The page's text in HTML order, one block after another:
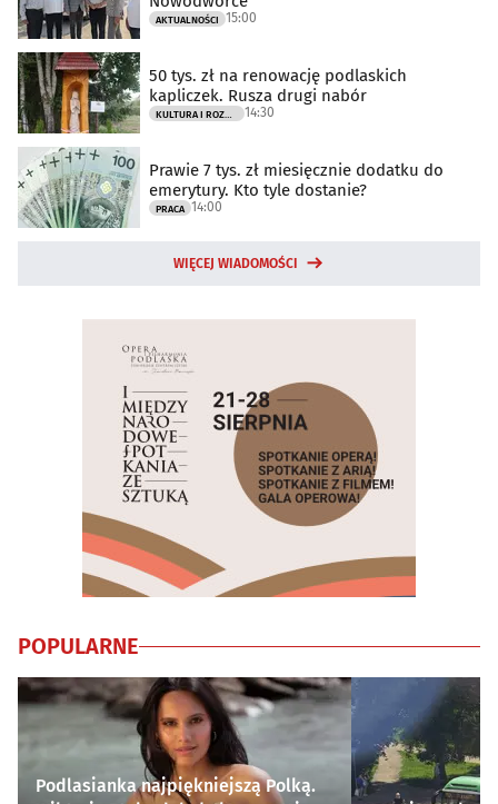
AKTUALNOŚCI 15:00
50 tys. zł na renowację podlaskich
kapliczek. Rusza drugi nabór
14:30
Prawie 7 tys. zł miesięcznie dodatku do
emerytury. Kto tyle dostanie?
PRACA 14:00
WIĘCEJ WIADOMOŚCI
POPULARNE
Podlasianka najpiękniejszą Polką.